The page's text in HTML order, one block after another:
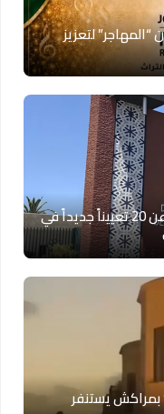
“المهاجر” لتعزيز
المديرية العامة للأمن الوطني تعلن عن 20 تعييناً جديداً في
يستنفر